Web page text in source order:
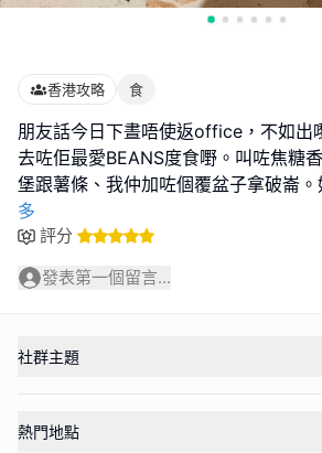
香港攻略 食
朋友話今日下晝唔使返office，不如出
去咗佢最愛BEANS度食嘢。叫咗焦糖
堡跟薯條、我仲加咗個覆盆子拿破崙
多
評分
發表第一個留言...
社群主題
熱門地點